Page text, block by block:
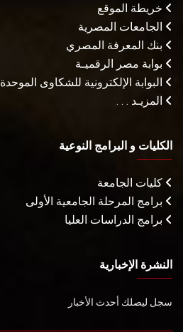
خريطة الموقع
الجامعات المصرية
بنك المعرفة المصري
بوابة مصر الرقميـة
البوابة الإلكترونية للشكاوى الموحدة
المزيـد . . .
الكليات و البرامج النوعية
كليات الجامعة
برامج المرحلة الجامعية الأولى
برامج الدراسات العليا
النشرة الإخبارية
سجل ليصلك أحدث الأخبار